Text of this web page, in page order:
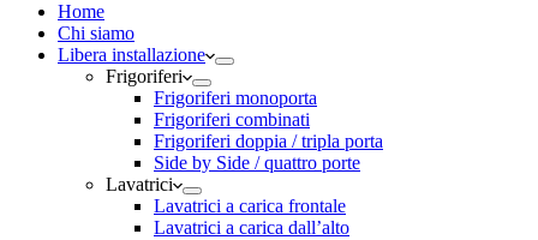
Home
Chi siamo
Libera installazione
Frigoriferi
Frigoriferi monoporta
Frigoriferi combinati
Frigoriferi doppia / tripla porta
Side by Side / quattro porte
Lavatrici
Lavatrici a carica frontale
Lavatrici a carica dall’alto